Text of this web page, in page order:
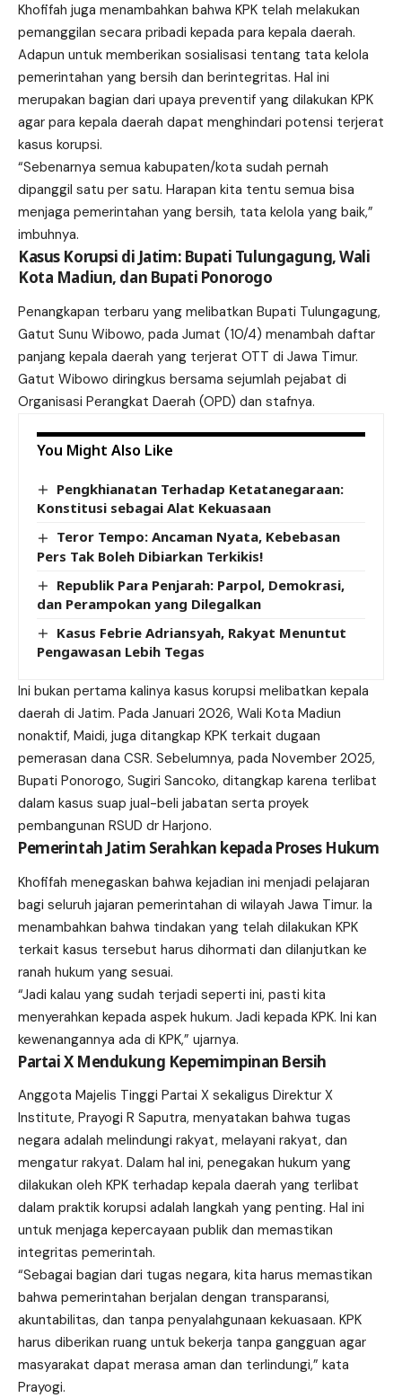
Khofifah juga menambahkan bahwa KPK telah melakukan
pemanggilan secara pribadi kepada para kepala daerah.
Adapun untuk memberikan sosialisasi tentang tata kelola
pemerintahan yang bersih dan berintegritas. Hal ini
merupakan bagian dari upaya preventif yang dilakukan KPK
agar para kepala daerah dapat menghindari potensi terjerat
kasus korupsi.
“Sebenarnya semua kabupaten/kota sudah pernah
dipanggil satu per satu. Harapan kita tentu semua bisa
menjaga pemerintahan yang bersih, tata kelola yang baik,”
imbuhnya.
Kasus Korupsi di Jatim: Bupati Tulungagung, Wali
Kota Madiun, dan Bupati Ponorogo
Penangkapan terbaru yang melibatkan Bupati Tulungagung,
Gatut Sunu Wibowo, pada Jumat (10/4) menambah daftar
panjang kepala daerah yang terjerat OTT di Jawa Timur.
Gatut Wibowo diringkus bersama sejumlah pejabat di
Organisasi Perangkat Daerah (OPD) dan stafnya.
You Might Also Like
Pengkhianatan Terhadap Ketatanegaraan:
Konstitusi sebagai Alat Kekuasaan
Teror Tempo: Ancaman Nyata, Kebebasan
Pers Tak Boleh Dibiarkan Terkikis!
Republik Para Penjarah: Parpol, Demokrasi,
dan Perampokan yang Dilegalkan
Kasus Febrie Adriansyah, Rakyat Menuntut
Pengawasan Lebih Tegas
Ini bukan pertama kalinya kasus korupsi melibatkan kepala
daerah di Jatim. Pada Januari 2026, Wali Kota Madiun
nonaktif, Maidi, juga ditangkap KPK terkait dugaan
pemerasan dana CSR. Sebelumnya, pada November 2025,
Bupati Ponorogo, Sugiri Sancoko, ditangkap karena terlibat
dalam kasus suap jual-beli jabatan serta proyek
pembangunan RSUD dr Harjono.
Pemerintah Jatim Serahkan kepada Proses Hukum
Khofifah menegaskan bahwa kejadian ini menjadi pelajaran
bagi seluruh jajaran pemerintahan di wilayah Jawa Timur. Ia
menambahkan bahwa tindakan yang telah dilakukan KPK
terkait kasus tersebut harus dihormati dan dilanjutkan ke
ranah hukum yang sesuai.
“Jadi kalau yang sudah terjadi seperti ini, pasti kita
menyerahkan kepada aspek hukum. Jadi kepada KPK. Ini kan
kewenangannya ada di KPK,” ujarnya.
Partai X Mendukung Kepemimpinan Bersih
Anggota Majelis Tinggi Partai X sekaligus Direktur X
Institute, Prayogi R Saputra, menyatakan bahwa tugas
negara adalah melindungi rakyat, melayani rakyat, dan
mengatur rakyat. Dalam hal ini, penegakan hukum yang
dilakukan oleh KPK terhadap kepala daerah yang terlibat
dalam praktik korupsi adalah langkah yang penting. Hal ini
untuk menjaga kepercayaan publik dan memastikan
integritas pemerintah.
“Sebagai bagian dari tugas negara, kita harus memastikan
bahwa pemerintahan berjalan dengan transparansi,
akuntabilitas, dan tanpa penyalahgunaan kekuasaan. KPK
harus diberikan ruang untuk bekerja tanpa gangguan agar
masyarakat dapat merasa aman dan terlindungi,” kata
Prayogi.